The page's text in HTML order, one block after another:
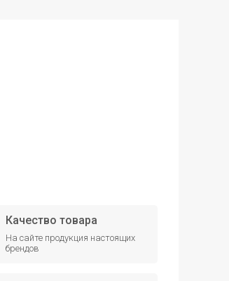
Качество товара
На сайте продукция настоящих
брендов